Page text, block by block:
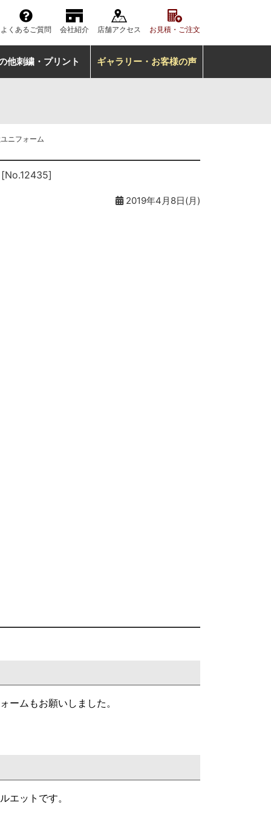
よくあるご質問 会社紹介 店舗アクセス お見積・ご注文
他刺繍・プリント ギャラリー・お客様の声
ニフォーム
[No.12435]
2019年4月8日(月)
ームもお願いしました。
エットです。